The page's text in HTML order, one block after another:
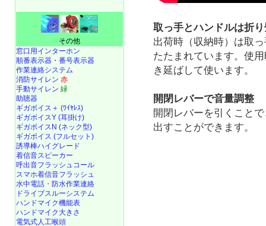
取っ手とハンドルは折
出荷時（収納時）は取
たたまれています。使
き延ばして使います。
開閉レバーで音量調整
開閉レバーを引くこと
出すことができます。
その他
窓口用インターホン
順番表示器・番号表示器
作業連絡システム
消防サイレン 赤
手動サイレン 緑
助聴器
ギガボイス＋ (ﾜｲﾔﾚｽ)
ギガボイスY (耳掛け)
ギガボイスN (ネック型)
ギガボイス (フルセット)
誘導棒ハイグレード
着信音スピーカー
呼出音フラッシュコール
スマホ着信音フラッシュ
水中電話 ・ 防水作業連絡
ドライブスルーシステム
ハンドマイク機能表
ハンドマイク大きさ
電気式人工喉頭